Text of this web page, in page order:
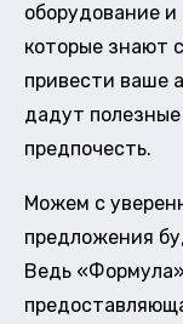
оборудование
которые знают
привести ваше
дадут
предпочесть.
Можем с
предложения
Ведь